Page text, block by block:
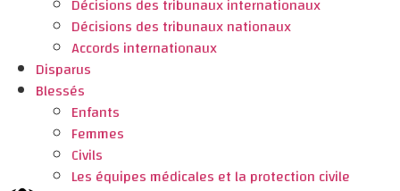
Décisions des tribunaux internationaux
Décisions des tribunaux nationaux
Accords internationaux
Disparus
Blessés
Enfants
Femmes
Civils
Les équipes médicales et la protection civile